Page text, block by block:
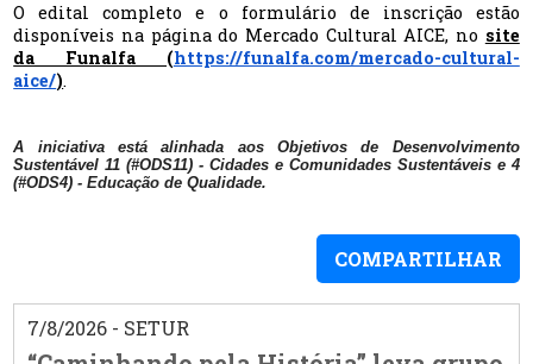
O edital completo e o formulário de inscrição estão
disponíveis na página do Mercado Cultural AICE, no site
da Funalfa (https://funalfa.com/mercado-cultural-
aice/).
A iniciativa está alinhada aos Objetivos de Desenvolvimento
Sustentável 11 (#ODS11) - Cidades e Comunidades Sustentáveis e 4
(#ODS4) - Educação de Qualidade.
COMPARTILHAR
7/8/2026 - SETUR